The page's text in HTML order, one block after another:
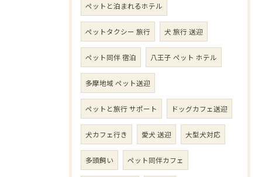
ペットと泊まれるホテル
ペットタクシー 旅行 犬 旅行 送迎
ペット同伴 宿泊 八王子 ペット ホテル
多摩地域 ペット送迎
ペットと旅行 サポート ドッグカフェ送迎
犬カフェ行き 愛犬 送迎 大型犬対応
多頭飼い ペット同伴カフェ